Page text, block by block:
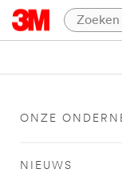
ONZE
NIEUWS